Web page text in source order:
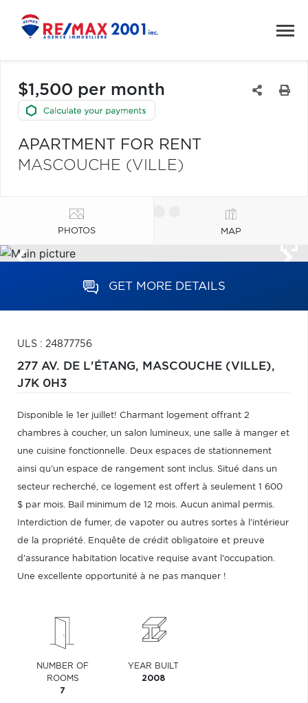
$1,500 per month
APARTMENT FOR RENT
MASCOUCHE (VILLE)
PHOTOS MAP
GET MORE DETAILS
ULS : 24877756
277 AV. DE L'ÉTANG, MASCOUCHE (VILLE),
J7K 0H3
Disponible le 1er juillet! Charmant logement offrant 2
chambres à coucher, un salon lumineux, une salle à manger et
une cuisine fonctionnelle. Deux espaces de stationnement
ainsi qu'un espace de rangement sont inclus. Situé dans un
secteur recherché, ce logement est offert à seulement 1 600
$ par mois. Bail minimum de 12 mois. Aucun animal permis.
Interdiction de fumer, de vapoter ou autres sortes à l'intérieur
de la propriété. Enquête de crédit obligatoire et preuve
d'assurance habitation locative requise avant l'occupation.
Une excellente opportunité à ne pas manquer !
NUMBER OF
ROOMS
7
YEAR BUILT
2008